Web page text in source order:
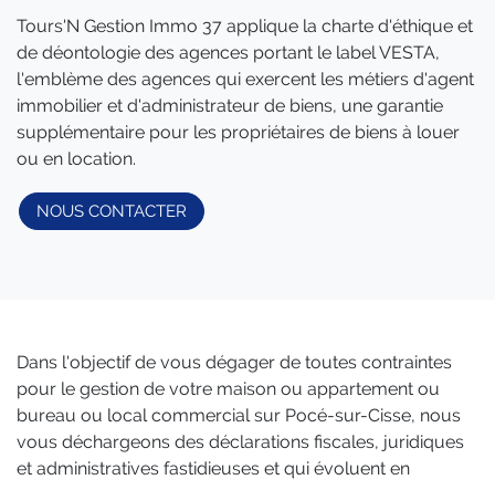
Tours'N Gestion Immo 37 applique la charte d'éthique et
de déontologie des agences portant le label VESTA,
l'emblème des agences qui exercent les métiers d'agent
immobilier et d'administrateur de biens, une garantie
supplémentaire pour les propriétaires de biens à louer
ou en location.
NOUS CONTACTER
Dans l'objectif de vous dégager de toutes contraintes
pour le gestion de votre maison ou appartement ou
bureau ou local commercial sur Pocé-sur-Cisse, nous
vous déchargeons des déclarations fiscales, juridiques
et administratives fastidieuses et qui évoluent en